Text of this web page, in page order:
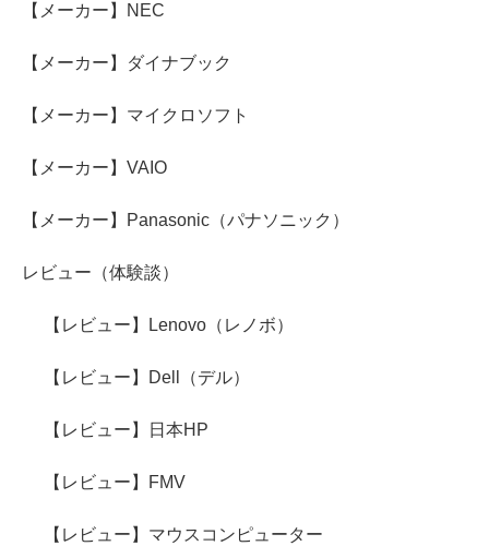
【メーカー】NEC
【メーカー】ダイナブック
【メーカー】マイクロソフト
【メーカー】VAIO
【メーカー】Panasonic（パナソニック）
レビュー（体験談）
【レビュー】Lenovo（レノボ）
【レビュー】Dell（デル）
【レビュー】日本HP
【レビュー】FMV
【レビュー】マウスコンピューター